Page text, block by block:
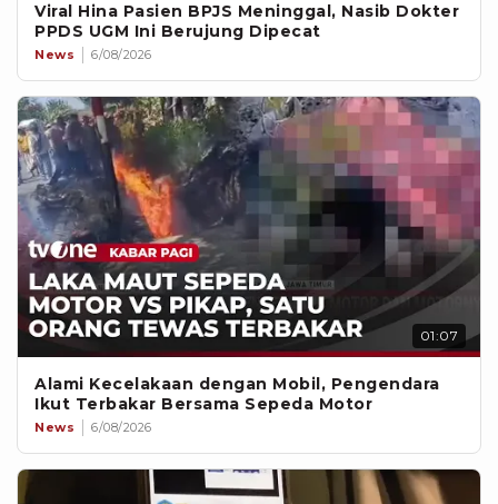
Viral Hina Pasien BPJS Meninggal, Nasib Dokter
PPDS UGM Ini Berujung Dipecat
News 6/08/2026
01:07
Alami Kecelakaan dengan Mobil, Pengendara
Ikut Terbakar Bersama Sepeda Motor
News 6/08/2026